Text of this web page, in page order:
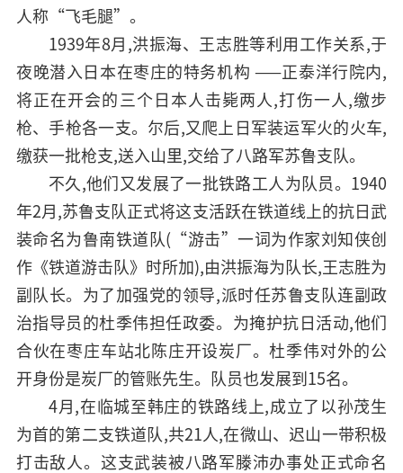
人称“飞毛腿”。
1939年8月,洪振海、王志胜等利用工作关系,于
夜晚潜入日本在枣庄的特务机构 ——正泰洋行院内,
将正在开会的三个日本人击毙两人,打伤一人,缴步
枪、手枪各一支。尔后,又爬上日军装运军火的火车,
缴获一批枪支,送入山里,交给了八路军苏鲁支队。
不久,他们又发展了一批铁路工人为队员。1940
年2月,苏鲁支队正式将这支活跃在铁道线上的抗日武
装命名为鲁南铁道队(“游击”一词为作家刘知侠创
作《铁道游击队》时所加),由洪振海为队长,王志胜为
副队长。为了加强党的领导,派时任苏鲁支队连副政
治指导员的杜季伟担任政委。为掩护抗日活动,他们
合伙在枣庄车站北陈庄开设炭厂。杜季伟对外的公
开身份是炭厂的管账先生。队员也发展到15名。
4月,在临城至韩庄的铁路线上,成立了以孙茂生
为首的第二支铁道队,共21人,在微山、迟山一带积极
打击敌人。这支武装被八路军滕沛办事处正式命名